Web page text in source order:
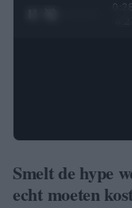
Smelt de hype
echt moeten